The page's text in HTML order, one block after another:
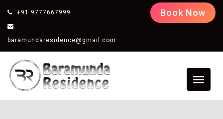
+91 9777667999
baramundaresidence@gmail.com
Book Now